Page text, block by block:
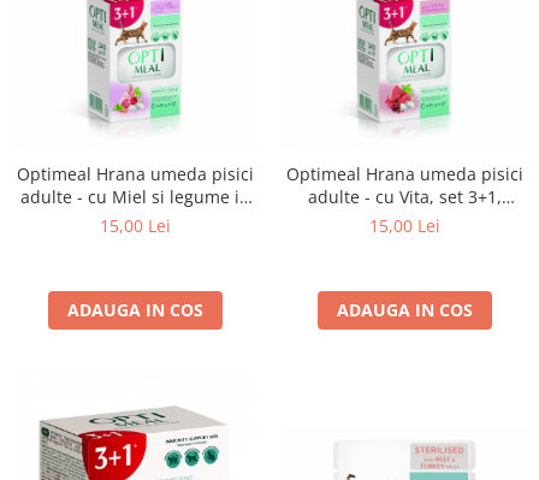
Optimeal Hrana umeda pisici
adulte - cu Miel si legume in
jeleu, set 3+1, 4*0,085kg
15,00 Lei
ADAUGA IN COS
Optimeal Hrana umeda pisici
adulte - cu Vita, set 3+1,
4*0,085kg
15,00 Lei
ADAUGA IN COS